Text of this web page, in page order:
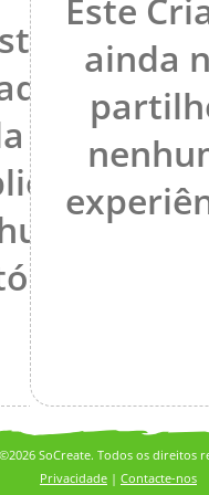
não
Este
ainda
Privacidade | Contacte-nos
©2026 SoCreate. Todos os direitos